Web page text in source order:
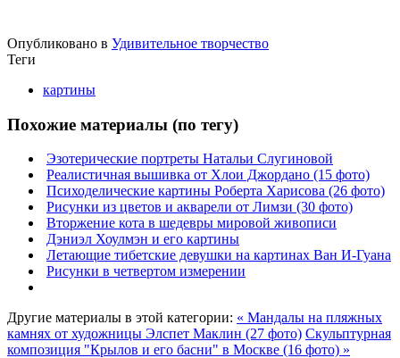
Опубликовано в Удивительное творчество
Теги
картины
Похожие материалы (по тегу)
Эзотерические портреты Натальи Слугиновой
Реалистичная вышивка от Хлои Джордано (15 фото)
Психоделические картины Роберта Харисова (26 фото)
Рисунки из цветов и акварели от Лимзи (30 фото)
Вторжение кота в шедевры мировой живописи
Дэниэл Хоулмэн и его картины
Летающие тибетские девушки на картинах Ван И-Гуана
Рисунки в четвертом измерении
Другие материалы в этой категории: « Мандалы на пляжных
камнях от художницы Элспет Маклин (27 фото) Скульптурная
композиция "Крылов и его басни" в Москве (16 фото) »